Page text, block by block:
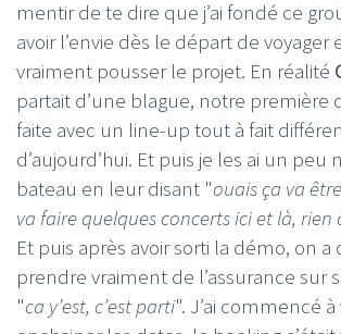
mentir de te dire que j’ai fondé ce
avoir l’envie dès le départ de voyager
vraiment pousser le projet. En réalité
partait d’une blague, notre première
faite avec un line-up tout à fait
d’aujourd’hui. Et puis je les ai un peu
bateau en leur disant "ouais ça va
va faire quelques concerts ici et là,
Et puis après avoir sorti la démo, on
prendre vraiment de l’assurance sur
"ca y’est, c’est parti". J’ai commencé